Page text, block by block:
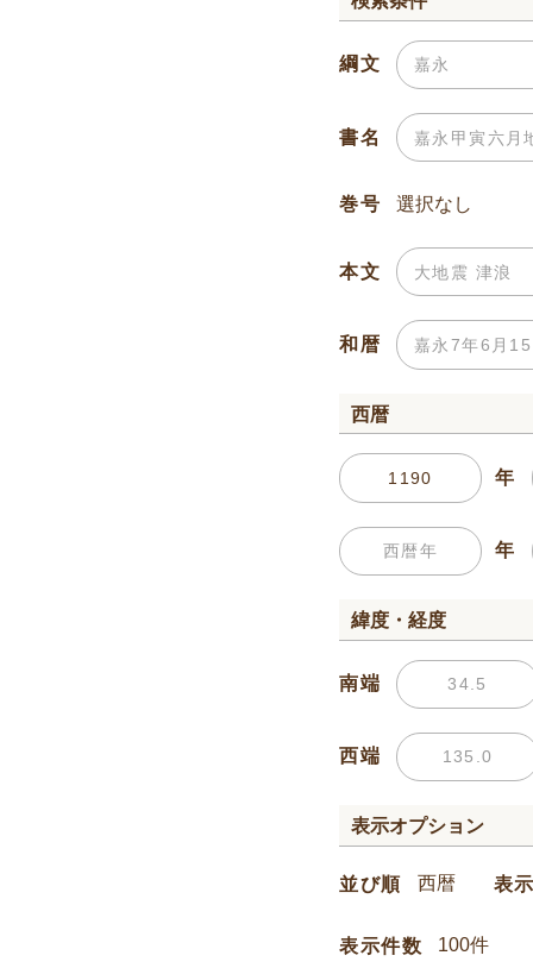
綱文
書名
巻号
本文
和暦
西暦
年
年
緯度・経度
南端
西端
表示オプション
並び順 表
表示件数